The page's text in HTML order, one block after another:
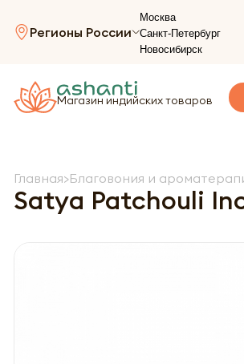
Регионы России
Москва
Санкт-Петербург
Новосибирск
Магазин индийских товаров
Главная Благовония и
Satya Patchouli